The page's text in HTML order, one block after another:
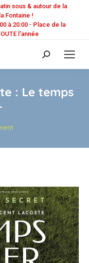
sous & autour de la
Fontaine !
à 20:00 - Place de la
l'année
Recherche
:
: Le temps